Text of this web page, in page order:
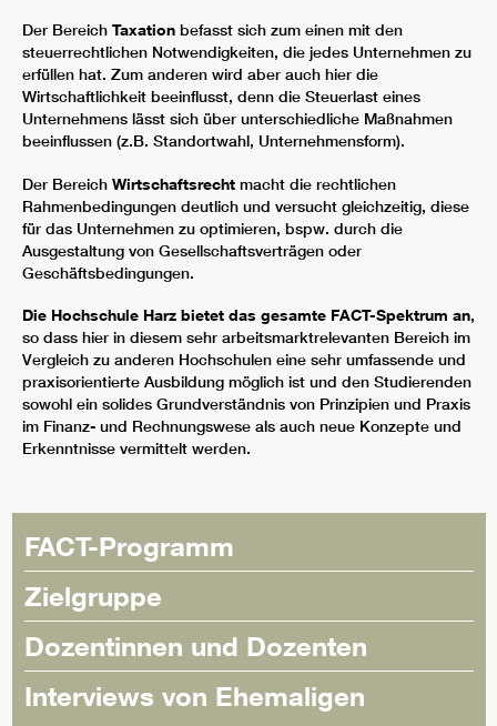
Der Bereich Taxation befasst sich zum einen mit den
steuerrechtlichen Notwendigkeiten, die jedes Unternehmen zu
erfüllen hat. Zum anderen wird aber auch hier die
Wirtschaftlichkeit beeinflusst, denn die Steuerlast eines
Unternehmens lässt sich über unterschiedliche Maßnahmen
beeinflussen (z.B. Standortwahl, Unternehmensform).
Der Bereich Wirtschaftsrecht macht die rechtlichen
Rahmenbedingungen deutlich und versucht gleichzeitig, diese
für das Unternehmen zu optimieren, bspw. durch die
Ausgestaltung von Gesellschaftsverträgen oder
Geschäftsbedingungen.
Die Hochschule Harz bietet das gesamte FACT-Spektrum an,
so dass hier in diesem sehr arbeitsmarktrelevanten Bereich im
Vergleich zu anderen Hochschulen eine sehr umfassende und
praxisorientierte Ausbildung möglich ist und den Studierenden
sowohl ein solides Grundverständnis von Prinzipien und Praxis
im Finanz- und Rechnungswese als auch neue Konzepte und
Erkenntnisse vermittelt werden.
FACT-Programm
Zielgruppe
Dozentinnen und Dozenten
Interviews von Ehemaligen